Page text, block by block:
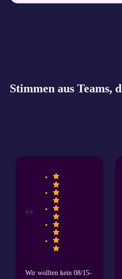
Stimmen aus Teams,
“
Wir wollten kein 08/15-